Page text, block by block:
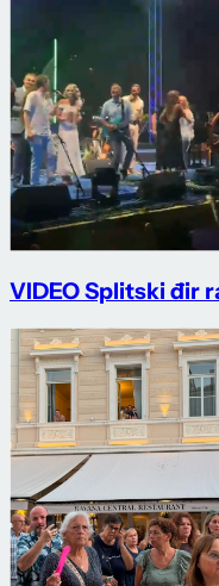
VIDEO Splitski đir